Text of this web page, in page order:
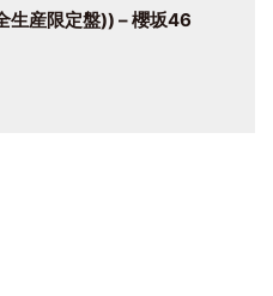
産限定盤)) – 櫻坂46